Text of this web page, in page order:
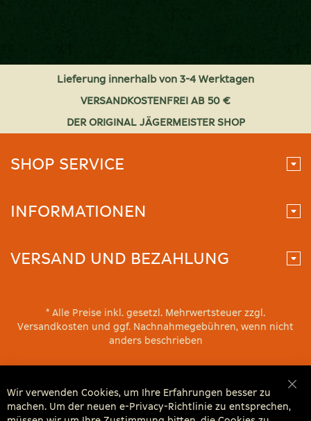
Lieferung innerhalb von 3-4 Werktagen
VERSANDKOSTENFREI AB 50 €
DER ORIGINAL JÄGERMEISTER SHOP
SHOP SERVICE
INFORMATIONEN
VERSAND UND BEZAHLUNG
* Alle Preise inkl. gesetzl. Mehrwertsteuer zzgl.
Versandkosten und ggf. Nachnahmegebühren, wenn nicht
anders beschrieben
Wir verwenden Cookies, um Ihre Erfahrungen besser zu
machen. Um der neuen e-Privacy-Richtlinie zu entsprechen,